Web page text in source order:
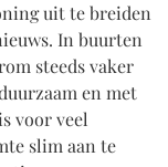
uit te breiden
In buurten
steeds vaker
en met
voor veel
slim aan te